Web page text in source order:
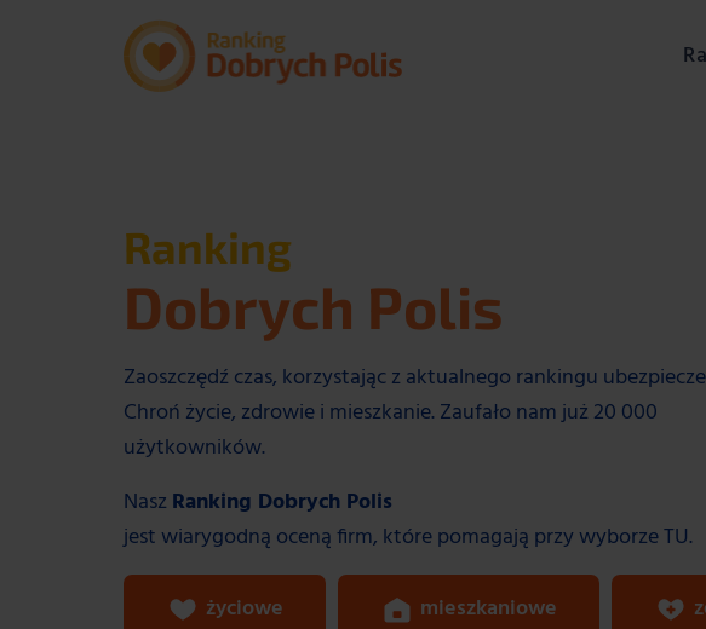
Ranking
Dobrych Polis
Zaoszczędź czas, korzystając z aktualnego rankingu
Chroń życie, zdrowie i mieszkanie. Zaufało nam już 20 000
użytkowników.
Nasz Ranking Dobrych Polis
jest wiarygodną oceną firm, które pomagają przy wyborze TU.
życiowe mieszkaniowe